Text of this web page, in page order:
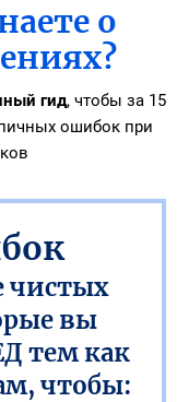
о
гид, чтобы за 15
ошибок при
чистых
вы
тем как
чтобы: